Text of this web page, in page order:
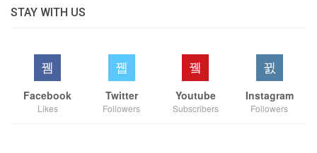
STAY WITH US
Facebook
Likes
Twitter
Followers
Youtube
Subscribers
Instagram
Followers